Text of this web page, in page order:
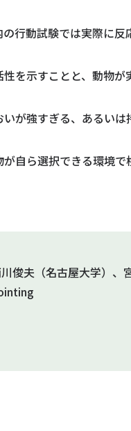
行動試験では実際に
を示すことと、動物
が強すぎる、あるいは
自ら選択できる環境
夫（名古屋大学）、